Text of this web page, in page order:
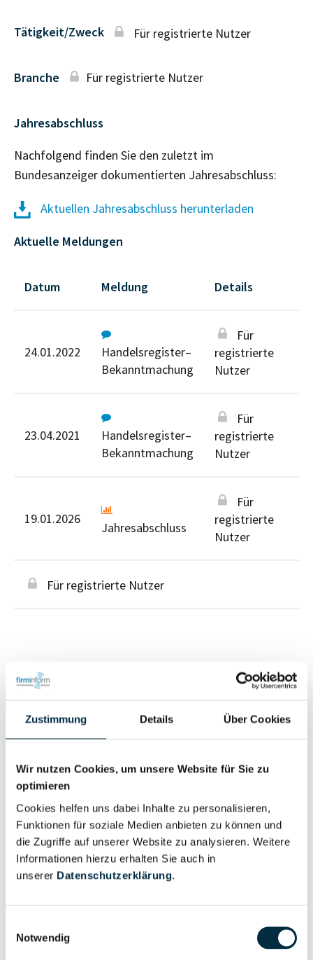
Zustimmung Details Über Cookies
Wir nutzen Cookies, um unsere Website für Sie zu
optimieren
Cookies helfen uns dabei Inhalte zu personalisieren,
Funktionen für soziale Medien anbieten zu können und
die Zugriffe auf unserer Website zu analysieren. Weitere
Informationen hierzu erhalten Sie auch in
unserer Datenschutzerklärung.
Notwendig
Tätigkeit/Zweck Für registrierte Nutzer
Branche Für registrierte Nutzer
Jahresabschluss
Nachfolgend finden Sie den zuletzt im
Bundesanzeiger dokumentierten Jahresabschluss:
Aktuellen Jahresabschluss herunterladen
Aktuelle Meldungen
Datum Meldung Details
24.01.2022
Handelsregister–
Bekanntmachung
Für
registrierte
Nutzer
23.04.2021
Handelsregister–
Bekanntmachung
Für
registrierte
Nutzer
19.01.2026
Jahresabschluss
Für
registrierte
Nutzer
Für registrierte Nutzer
Nutzer
Wirtschaftlich
Berechtigter
Vollständiges
Unternehmensprofil
anfragen